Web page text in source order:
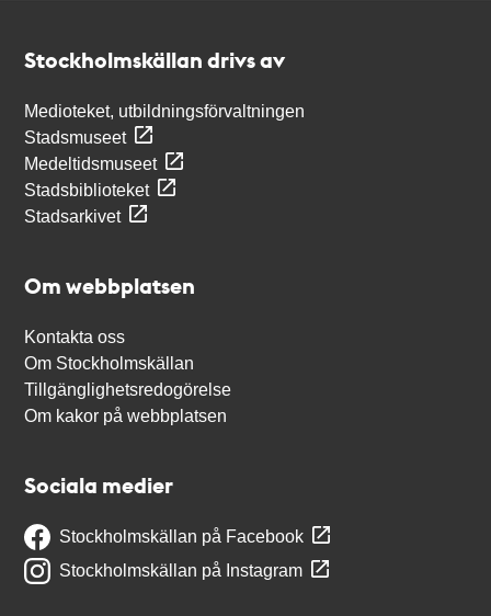
Stockholmskällan drivs av
Medioteket, utbildningsförvaltningen
Stadsmuseet
Medeltidsmuseet
Stadsbiblioteket
Stadsarkivet
Om webbplatsen
Kontakta oss
Om Stockholmskällan
Tillgänglighetsredogörelse
Om kakor på webbplatsen
Sociala medier
Stockholmskällan på Facebook
Stockholmskällan på Instagram